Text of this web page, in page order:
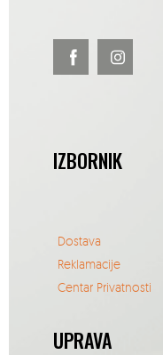
IZBORNIK
Dostava
Reklamacije
Centar Privatnosti
UPRAVA